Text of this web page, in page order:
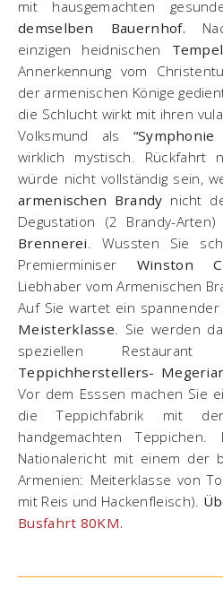
mit hausgemachten
demselben Bauernhof.
einzigen heidnischen
Annerkennung vom
der armenischen Könige
die Schlucht wirkt mit ihren
Volksmund als
wirklich mystisch. Rückfahrt
würde nicht vollständig sein,
armenischen Brandy nicht
Degustation (2 Brandy-
Brennerei. Wussten Sie
Premierminiser Winston
Liebhaber vom Armenischen
Auf Sie wartet ein
Meisterklasse. Sie werden
speziellen Restaurant
Teppichherstellers-
Vor dem Esssen machen Sie
die Teppichfabrik mit
handgemachten
Nationalericht mit einem der
Armenien: Meiterklasse von
mit Reis und Hackenfleisch).
Busfahrt 80KM.